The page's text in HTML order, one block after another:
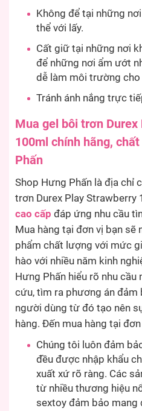
Không để tại những
thể với lấy.
Cất giữ tại những nơi
để những nơi ẩm ướt
dễ làm môi trường cho
Tránh ánh nắng trực
Mua gel bôi trơn
100ml chính hãng,
Phấn
Shop Hưng Phấn là địa chỉ
trơn Durex Play Strawberry
cao cấp đáp ứng nhu cầu
Mua hàng tại đơn vị bạn sẽ
phẩm chất lượng với mức
hào với nhiều năm kinh
Hưng Phấn hiểu rõ nhu
cứu, tìm ra phương án đảm
người dùng từ đó tạo nên
hàng. Đến mua hàng tại
Chúng tôi luôn đảm
đều được nhập khẩu
xuất xứ rõ ràng. Các
từ nhiều thương hiệu
sextoy đảm bảo mang